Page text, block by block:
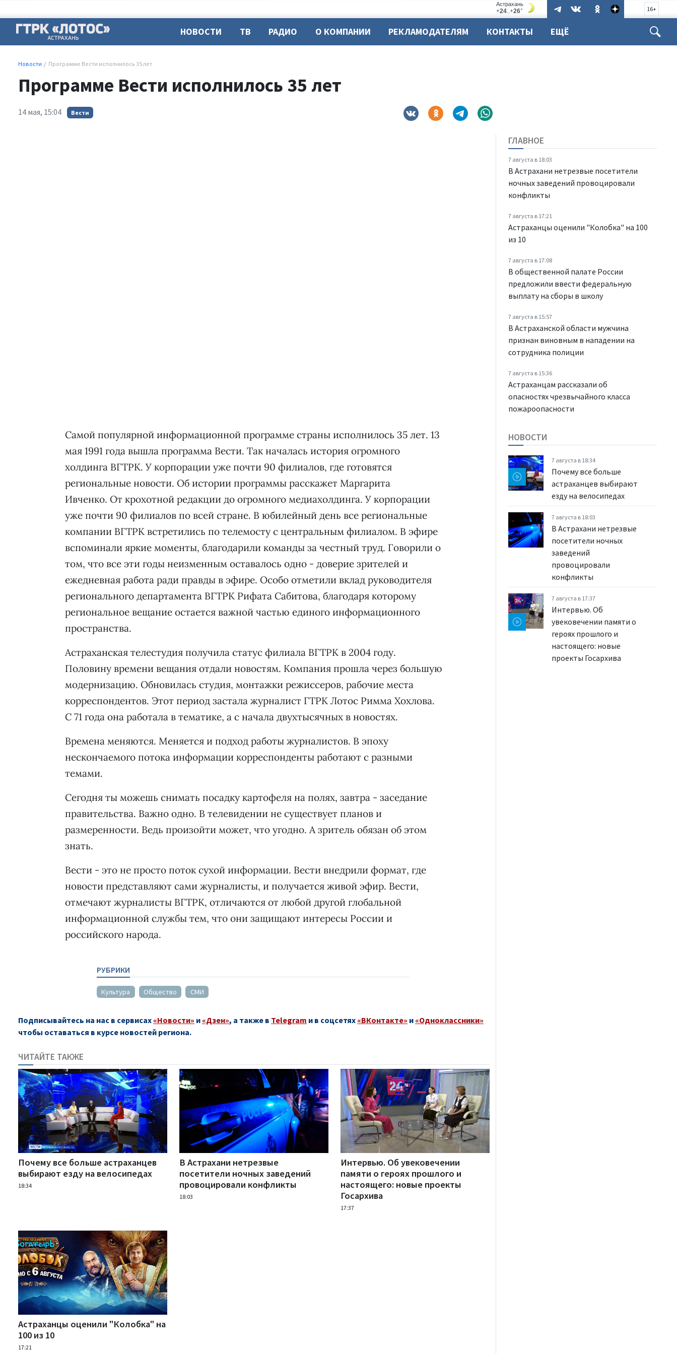
16+
НОВОСТИ ТВ РАДИО О КОМПАНИИ РЕКЛАМОДАТЕЛЯМ КОНТАКТЫ ЕЩЁ
Новости Программе Вести исполнилось 35 лет
Программе Вести исполнилось 35 лет
14 мая, 15:04 Вести
ГЛАВНОЕ
7 августа в 18:03
В Астрахани нетрезвые посетители
ночных заведений провоцировали
конфликты
7 августа в 17:21
Астраханцы оценили "Колобка" на 100
из 10
7 августа в 17:08
В общественной палате России
предложили ввести федеральную
выплату на сборы в школу
7 августа в 15:57
В Астраханской области мужчина
признан виновным в нападении на
сотрудника полиции
7 августа в 15:36
Астраханцам рассказали об
опасностях чрезвычайного класса
пожароопасности
Самой популярной информационной программе страны исполнилось 35 лет. 13
мая 1991 года вышла программа Вести. Так началась история огромного
холдинга ВГТРК. У корпорации уже почти 90 филиалов, где готовятся
региональные новости. Об истории программы расскажет Маргарита
Ивченко. От крохотной редакции до огромного медиахолдинга. У корпорации
уже почти 90 филиалов по всей стране. В юбилейный день все региональные
компании ВГТРК встретились по телемосту с центральным филиалом. В эфире
вспоминали яркие моменты, благодарили команды за честный труд. Говорили о
том, что все эти годы неизменным оставалось одно - доверие зрителей и
ежедневная работа ради правды в эфире. Особо отметили вклад руководителя
регионального департамента ВГТРК Рифата Сабитова, благодаря которому
региональное вещание остается важной частью единого информационного
пространства.
Астраханская телестудия получила статус филиала ВГТРК в 2004 году.
Половину времени вещания отдали новостям. Компания прошла через большую
модернизацию. Обновилась студия, монтажки режиссеров, рабочие места
корреспондентов. Этот период застала журналист ГТРК Лотос Римма Хохлова.
С 71 года она работала в тематике, а с начала двухтысячных в новостях.
Времена меняются. Меняется и подход работы журналистов. В эпоху
нескончаемого потока информации корреспонденты работают с разными
темами.
Сегодня ты можешь снимать посадку картофеля на полях, завтра - заседание
правительства. Важно одно. В телевидении не существует планов и
размеренности. Ведь произойти может, что угодно. А зритель обязан об этом
знать.
Вести - это не просто поток сухой информации. Вести внедрили формат, где
новости представляют сами журналисты, и получается живой эфир. Вести,
отмечают журналисты ВГТРК, отличаются от любой другой глобальной
информационной службы тем, что они защищают интересы России и
российского народа.
РУБРИКИ
Культура Общество СМИ
Подписывайтесь на нас в сервисах «Новости» и «Дзен», а также в Telegram и в соцсетях «ВКонтакте» и «Одноклассники»
чтобы оставаться в курсе новостей региона.
ЧИТАЙТЕ ТАКЖЕ
Почему все больше астраханцев
выбирают езду на велосипедах
18:34
В Астрахани нетрезвые
посетители ночных заведений
провоцировали конфликты
18:03
Интервью. Об увековечении
памяти о героях прошлого и
настоящего: новые проекты
Госархива
17:37
Астраханцы оценили "Колобка" на
100 из 10
17:21
НОВОСТИ
7 августа в 18:34
Почему все больше
астраханцев выбирают
езду на велосипедах
7 августа в 18:03
В Астрахани нетрезвые
посетители ночных
заведений
провоцировали
конфликты
7 августа в 17:37
Интервью. Об
увековечении памяти о
героях прошлого и
настоящего: новые
проекты Госархива